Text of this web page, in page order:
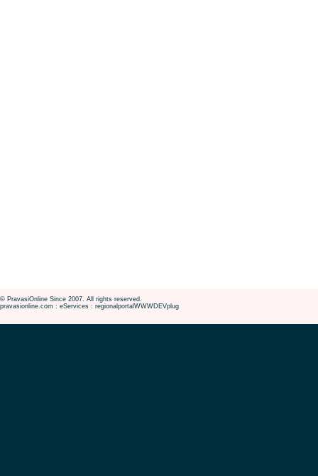
© PravasiOnline Since 2007. All rights reserved.
pravasionline.com : eServices : regionalportalWWWDEVplug